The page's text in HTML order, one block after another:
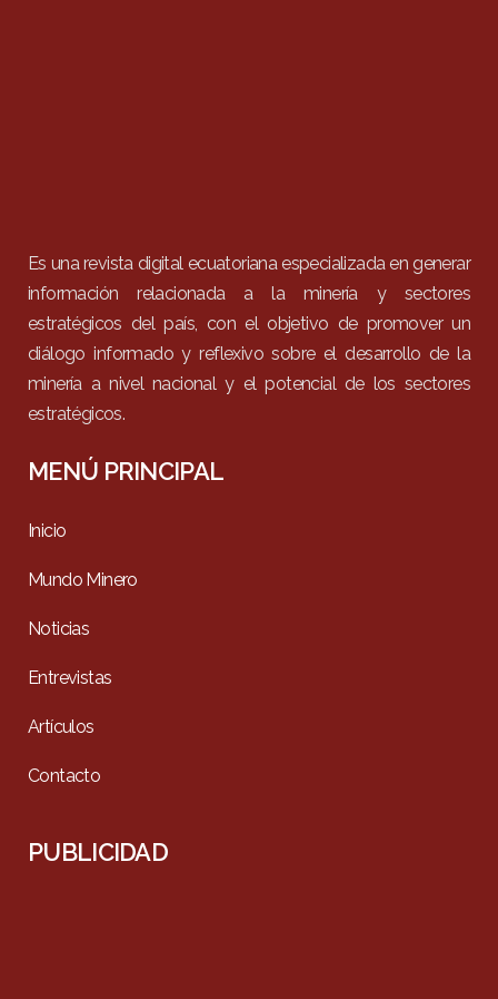
Es una revista digital ecuatoriana especializada en generar
información relacionada a la minería y sectores
estratégicos del país, con el objetivo de promover un
diálogo informado y reflexivo sobre el desarrollo de la
minería a nivel nacional y el potencial de los sectores
estratégicos.
MENÚ PRINCIPAL
Inicio
Mundo Minero
Noticias
Entrevistas
Artículos
Contacto
PUBLICIDAD